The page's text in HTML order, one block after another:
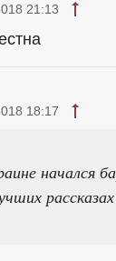
21:13
18:17
начался